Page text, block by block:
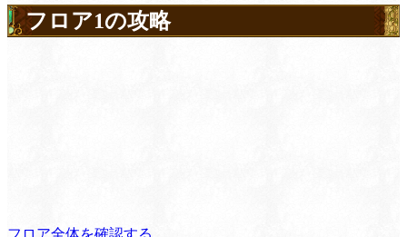
フロア1の攻略
フロア全体を確認する